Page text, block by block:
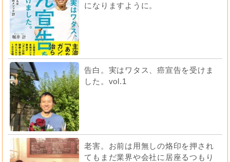
になりますように。
告白。実はワタス、癌宣告を受けま
した。vol.1
老害。お前は用無しの烙印を押され
てもまだ業界や会社に居座るつもり